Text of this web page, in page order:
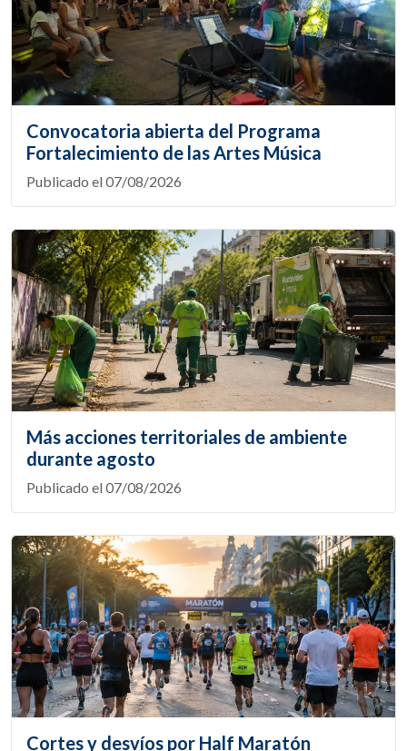
Convocatoria abierta del Programa
Fortalecimiento de las Artes Música
Publicado el 07/08/2026
Más acciones territoriales de ambiente
durante agosto
Publicado el 07/08/2026
Cortes y desvíos por Half Maratón